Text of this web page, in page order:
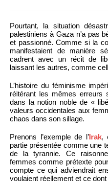
Pourtant, la situation
palestiniens à Gaza n’a pas
et passionné. Comme si la
manifestaient de manière
cadrent avec un récit de
laissant les autres, comme
L’histoire du féminisme
réitérant les mêmes erreurs
dans la notion noble de «
valeurs occidentales aux
chaos dans son sillage.
Prenons l’exemple de l’Irak,
partie présentée comme une
de la tyrannie. Ce
femmes comme prétexte
compte ce qui adviendrait
voulaient réellement et ce